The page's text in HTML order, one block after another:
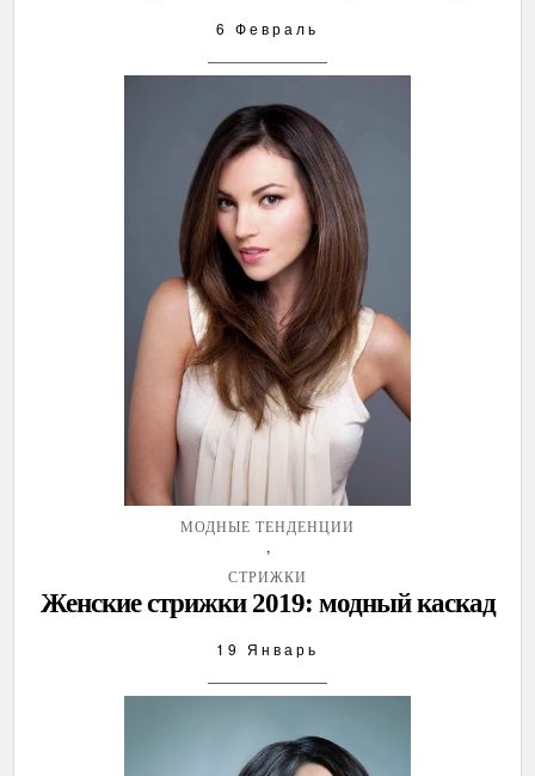
6 Февраль
МОДНЫЕ ТЕНДЕНЦИИ
,
СТРИЖКИ
Женские стрижки 2019: модный каскад
19 Январь